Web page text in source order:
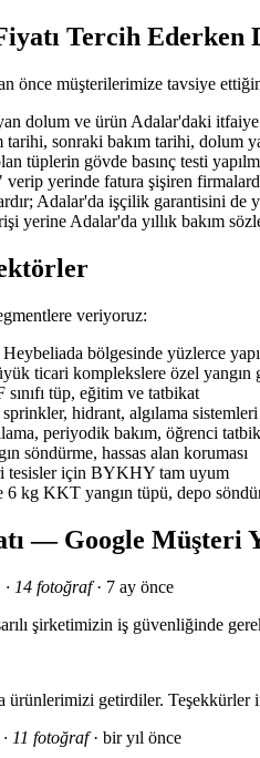
Tercih
önce müşterilerimize tavsiye
dolum ve ürün Adalar'daki
sonraki bakım tarihi, dolum
tüplerin gövde basınç testi
yerinde fatura şişiren
Adalar'da işçilik garantisini de
yerine Adalar'da yıllık bakım
veriyoruz:
bölgesinde yüzlerce
ticari komplekslere özel yangın
tüp, eğitim ve tatbikat
hidrant, algılama sistemleri
periyodik bakım, öğrenci
söndürme, hassas alan koruması
için BYKHY tam uyum
kg KKT yangın tüpü, depo
— Google Müşteri
· 14 fotoğraf· 7 ay önce
şirketimizin iş güvenliğinde
ürünlerimizi getirdiler. Teşekkürler
11 fotoğraf· bir yıl önce